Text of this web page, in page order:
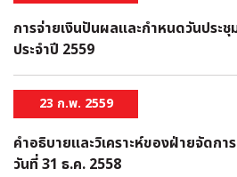
การจ่ายเงินปันผลและกำหนดวันประ
ประจำปี 2559
23 ก.พ. 2559
คำอธิบายและวิเคราะห์ของฝ่ายจัดกา
วันที่ 31 ธ.ค. 2558